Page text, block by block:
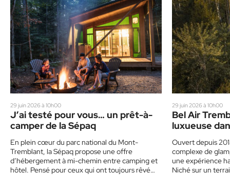
29 juin 2026 à 10h00
J’ai testé pour vous… un prêt-à-
camper de la Sépaq
En plein cœur du parc national du Mont-
Tremblant, la Sépaq propose une offre
d’hébergement à mi-chemin entre camping et
hôtel. Pensé pour ceux qui ont toujours rêvé
29 juin 2026 à 10h00
Bel Air
luxueuse
Ouvert depuis
complexe de
une expérience
Niché sur un